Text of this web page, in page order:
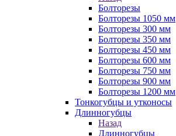
Болторезы
Болторезы 1050 мм
Болторезы 300 мм
Болторезы 350 мм
Болторезы 450 мм
Болторезы 600 мм
Болторезы 750 мм
Болторезы 900 мм
Болторезы 1200 мм
Тонкогубцы и утконосы
Длинногубцы
Назад
Длинногубцы